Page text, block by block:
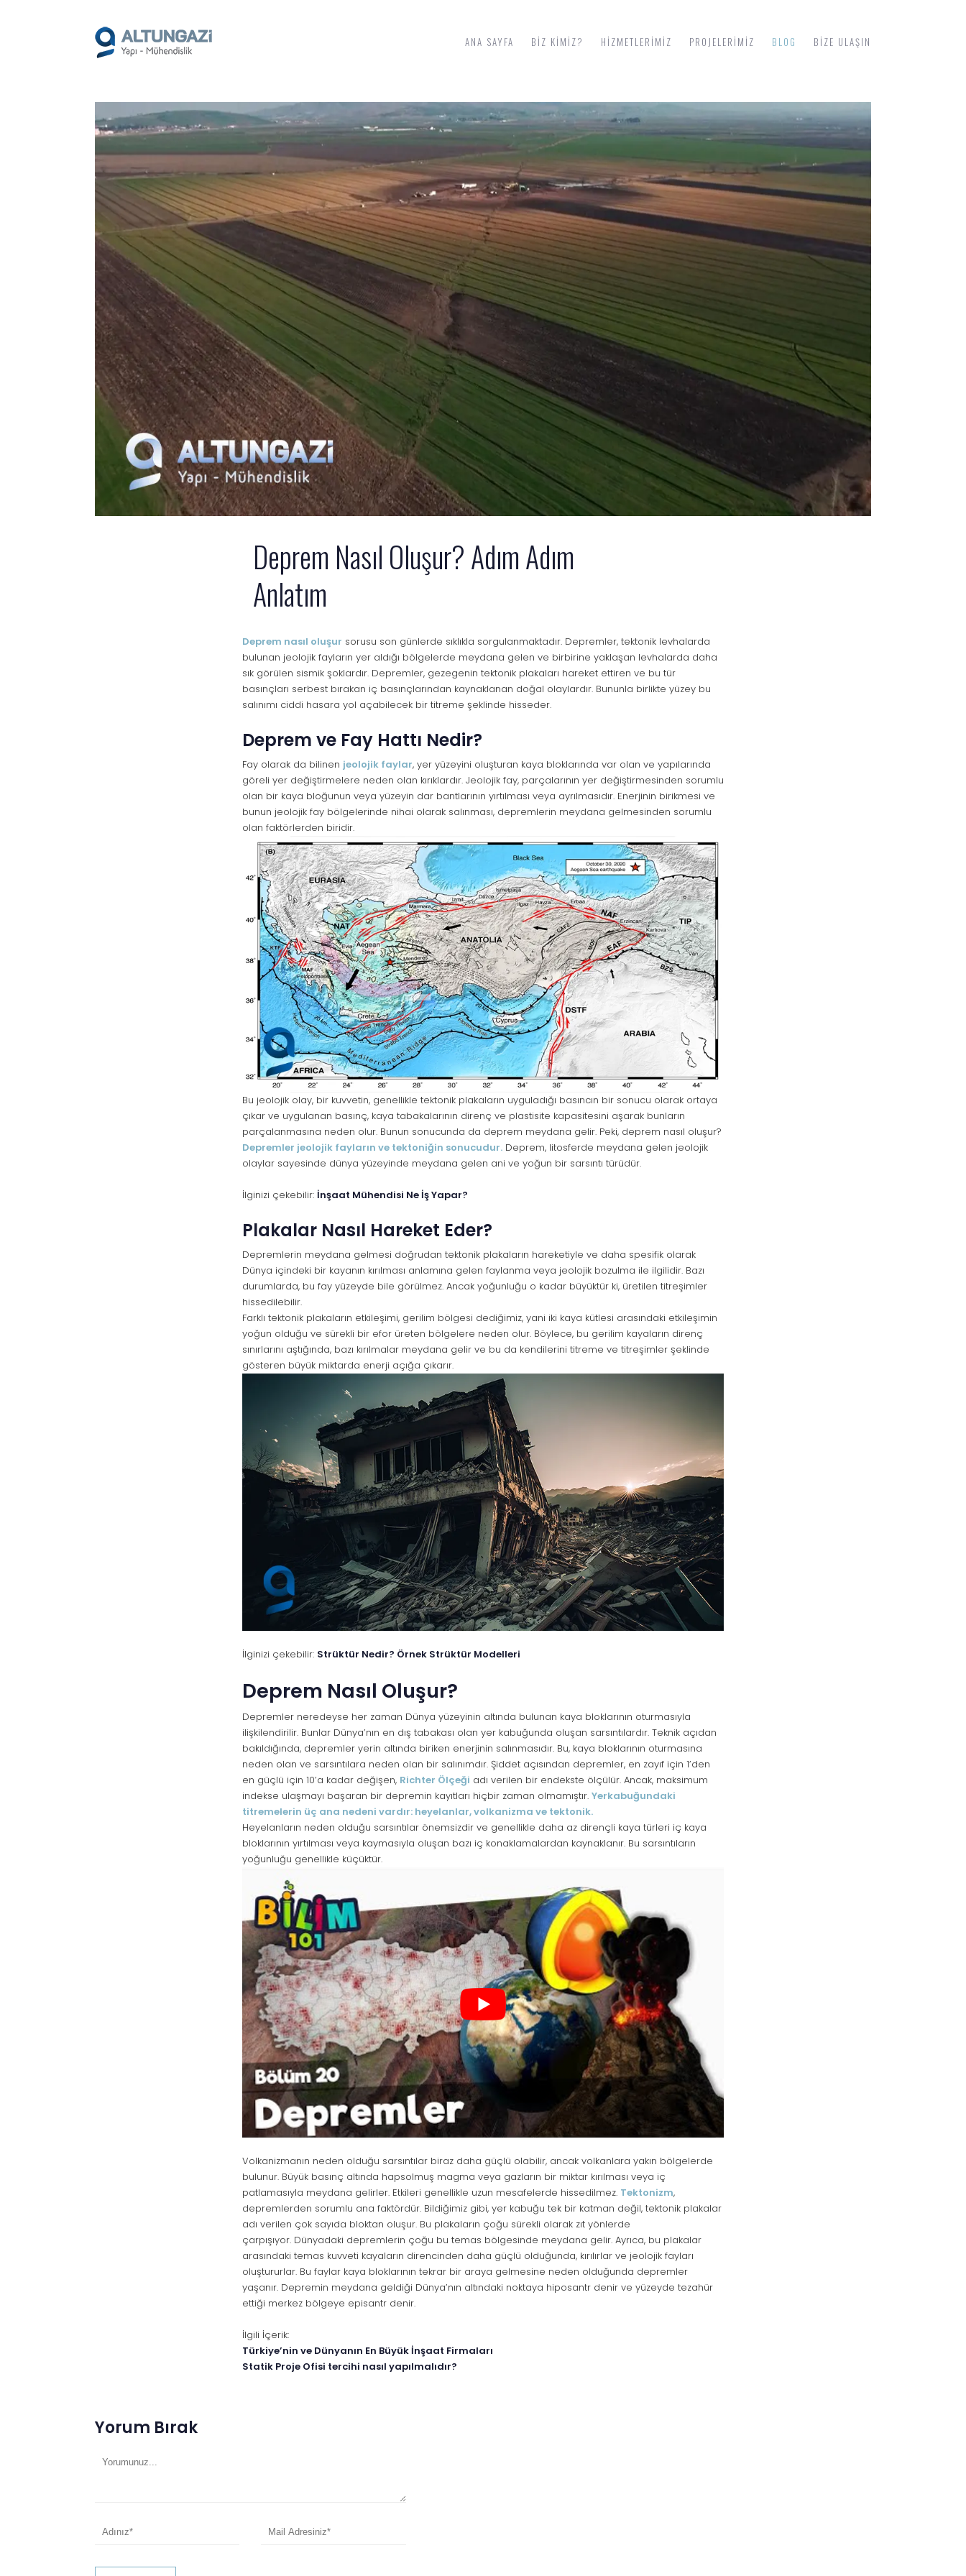
ANA SAYFA BIZ KIMIZ? HIZMETLERIMIZ PROJELERIMIZ BLOG BIZE ULAŞIN
Deprem Nasıl Oluşur? Adım Adım
Anlatım
Deprem nasıl oluşur sorusu son günlerde sıklıkla sorgulanmaktadır. Depremler, tektonik levhalarda
bulunan jeolojik fayların yer aldığı bölgelerde meydana gelen ve birbirine yaklaşan levhalarda daha
sık görülen sismik şoklardır. Depremler, gezegenin tektonik plakaları hareket ettiren ve bu tür
basınçları serbest bırakan iç basınçlarından kaynaklanan doğal olaylardır. Bununla birlikte yüzey bu
salınımı ciddi hasara yol açabilecek bir titreme şeklinde hisseder.
Deprem ve Fay Hattı Nedir?
Fay olarak da bilinen jeolojik faylar, yer yüzeyini oluşturan kaya bloklarında var olan ve yapılarında
göreli yer değiştirmelere neden olan kırıklardır. Jeolojik fay, parçalarının yer değiştirmesinden sorumlu
olan bir kaya bloğunun veya yüzeyin dar bantlarının yırtılması veya ayrılmasıdır. Enerjinin birikmesi ve
bunun jeolojik fay bölgelerinde nihai olarak salınması, depremlerin meydana gelmesinden sorumlu
olan faktörlerden biridir.
Bu jeolojik olay, bir kuvvetin, genellikle tektonik plakaların uyguladığı basıncın bir sonucu olarak ortaya
çıkar ve uygulanan basınç, kaya tabakalarının direnç ve plastisite kapasitesini aşarak bunların
parçalanmasına neden olur. Bunun sonucunda da deprem meydana gelir. Peki, deprem nasıl oluşur?
Depremler jeolojik fayların ve tektoniğin sonucudur. Deprem, litosferde meydana gelen jeolojik
olaylar sayesinde dünya yüzeyinde meydana gelen ani ve yoğun bir sarsıntı türüdür.
İlginizi çekebilir: İnşaat Mühendisi Ne İş Yapar?
Plakalar Nasıl Hareket Eder?
Depremlerin meydana gelmesi doğrudan tektonik plakaların hareketiyle ve daha spesifik olarak
Dünya içindeki bir kayanın kırılması anlamına gelen faylanma veya jeolojik bozulma ile ilgilidir. Bazı
durumlarda, bu fay yüzeyde bile görülmez. Ancak yoğunluğu o kadar büyüktür ki, üretilen titreşimler
hissedilebilir.
Farklı tektonik plakaların etkileşimi, gerilim bölgesi dediğimiz, yani iki kaya kütlesi arasındaki etkileşimin
yoğun olduğu ve sürekli bir efor üreten bölgelere neden olur. Böylece, bu gerilim kayaların direnç
sınırlarını aştığında, bazı kırılmalar meydana gelir ve bu da kendilerini titreme ve titreşimler şeklinde
gösteren büyük miktarda enerji açığa çıkarır.
İlginizi çekebilir: Strüktür Nedir? Örnek Strüktür Modelleri
Deprem Nasıl Oluşur?
Depremler neredeyse her zaman Dünya yüzeyinin altında bulunan kaya bloklarının oturmasıyla
ilişkilendirilir. Bunlar Dünya’nın en dış tabakası olan yer kabuğunda oluşan sarsıntılardır. Teknik açıdan
bakıldığında, depremler yerin altında biriken enerjinin salınmasıdır. Bu, kaya bloklarının oturmasına
neden olan ve sarsıntılara neden olan bir salınımdır. Şiddet açısından depremler, en zayıf için 1’den
en güçlü için 10’a kadar değişen, Richter Ölçeği adı verilen bir endekste ölçülür. Ancak, maksimum
indekse ulaşmayı başaran bir depremin kayıtları hiçbir zaman olmamıştır. Yerkabuğundaki
titremelerin üç ana nedeni vardır: heyelanlar, volkanizma ve tektonik.
Heyelanların neden olduğu sarsıntılar önemsizdir ve genellikle daha az dirençli kaya türleri iç kaya
bloklarının yırtılması veya kaymasıyla oluşan bazı iç konaklamalardan kaynaklanır. Bu sarsıntıların
yoğunluğu genellikle küçüktür.
Volkanizmanın neden olduğu sarsıntılar biraz daha güçlü olabilir, ancak volkanlara yakın bölgelerde
bulunur. Büyük basınç altında hapsolmuş magma veya gazların bir miktar kırılması veya iç
patlamasıyla meydana gelirler. Etkileri genellikle uzun mesafelerde hissedilmez. Tektonizm,
depremlerden sorumlu ana faktördür. Bildiğimiz gibi, yer kabuğu tek bir katman değil, tektonik plakalar
adı verilen çok sayıda bloktan oluşur. Bu plakaların çoğu sürekli olarak zıt yönlerde
çarpışıyor. Dünyadaki depremlerin çoğu bu temas bölgesinde meydana gelir. Ayrıca, bu plakalar
arasındaki temas kuvveti kayaların direncinden daha güçlü olduğunda, kırılırlar ve jeolojik fayları
oluştururlar. Bu faylar kaya bloklarının tekrar bir araya gelmesine neden olduğunda depremler
yaşanır. Depremin meydana geldiği Dünya’nın altındaki noktaya hiposantr denir ve yüzeyde tezahür
ettiği merkez bölgeye episantr denir.
İlgili İçerik:
Türkiye’nin ve Dünyanın En Büyük İnşaat Firmaları
Statik Proje Ofisi tercihi nasıl yapılmalıdır?
Yorum Bırak